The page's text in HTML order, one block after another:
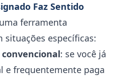
Faz Sentido
ferramenta
situações específicas:
: se você já
e frequentemente paga